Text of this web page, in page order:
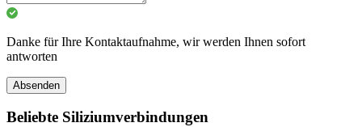
Danke für Ihre Kontaktaufnahme, wir werden Ihnen sofort
antworten
Absenden
Beliebte Siliziumverbindungen